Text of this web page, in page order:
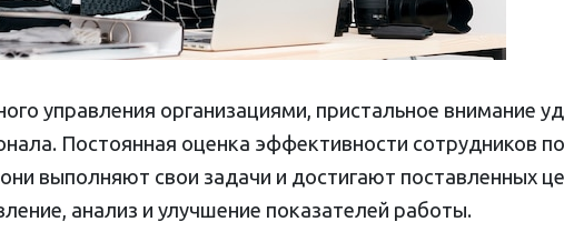
управления организациями, пристальное внимание
Постоянная оценка эффективности сотрудников
выполняют свои задачи и достигают поставленных
анализ и улучшение показателей работы.